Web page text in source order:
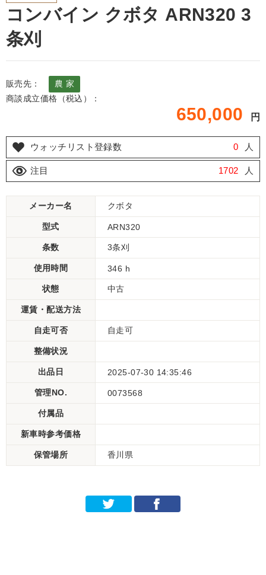
コンバイン クボタ ARN320 3
条刈
販売先：
農 家
商談成立価格（税込）：
650,000 円
ウォッチリスト登録数 0 人
注目 1702 人
メーカー名 クボタ
型式 ARN320
条数 3条刈
使用時間 346 h
状態 中古
運賃・配送方法
自走可否 自走可
整備状況
出品日 2025-07-30 14:35:46
管理NO. 0073568
付属品
新車時参考価格
保管場所 香川県